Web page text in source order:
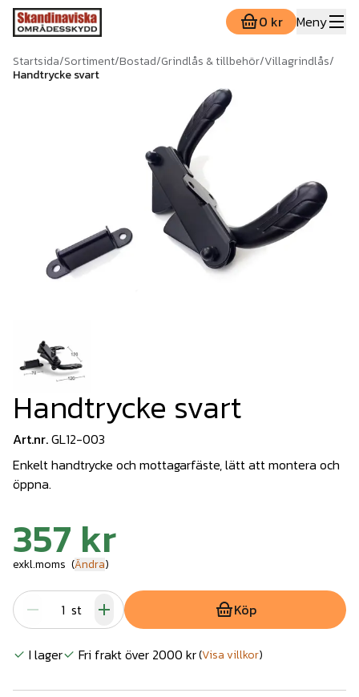
0 kr Meny
Startsida/Sortiment/Bostad/Grindlås & tillbehör/Villagrindlås/
Handtrycke svart
Handtrycke svart
Art.nr.GL12-003
Enkelt handtrycke och mottagarfäste, lätt att montera och
öppna.
357 kr
exkl.moms (Ändra)
st Köp
I lager Fri frakt över 2000 kr(Visa villkor)